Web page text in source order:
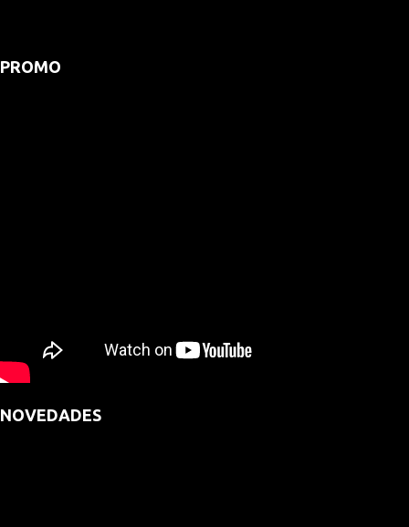
PROMO
NOVEDADES